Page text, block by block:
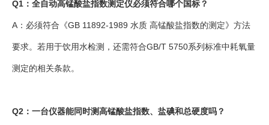
Q1：全自动高锰酸盐指数测定仪必须符合哪个国标？
A：必须符合《GB 11892-1989 水质 高锰酸盐指数的测定》方法
要求。若用于饮用水检测，还需符合GB/T 5750系列标准中耗氧量
测定的相关条款。
Q2：一台仪器能同时测高锰酸盐指数、盐碘和总硬度吗？